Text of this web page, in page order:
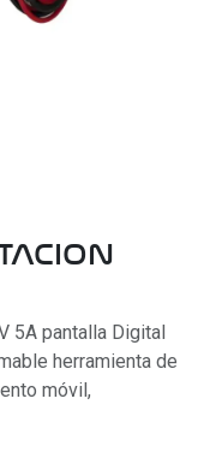
5A pantalla Digital
herramienta de
móvil,